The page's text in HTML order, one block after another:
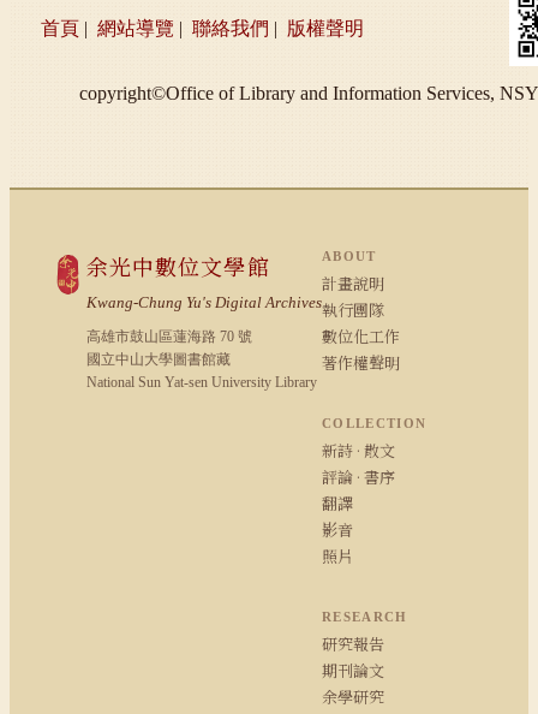
首頁 | 網站導覽 | 聯絡我們 | 版權聲明
copyright©Office of Library and Information Services,
余光中數位文學館
Kwang-Chung Yu's Digital Archives
高雄市鼓山區蓮海路 70 號
國立中山大學圖書館藏
National Sun Yat-sen University Library
ABOUT
計畫說明
執行團隊
數位化工作
著作權聲明
COLLECTION
新詩 · 散文
評論 · 書序
翻譯
影音
照片
RESEARCH
研究報告
期刊論文
余學研究